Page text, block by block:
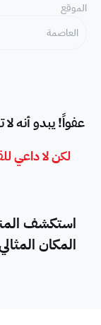
الموقع
العاصمة
عفواً! يبدو أنه
لكن لا داعي
استكشف
المكان